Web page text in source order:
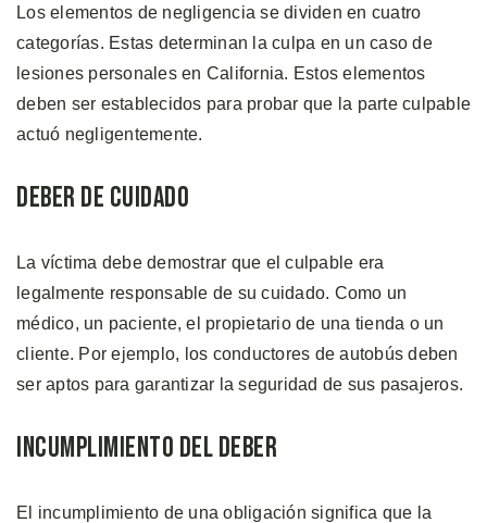
Los elementos de negligencia se dividen en cuatro
categorías. Estas determinan la culpa en un caso de
lesiones personales en California. Estos elementos
deben ser establecidos para probar que la parte culpable
actuó negligentemente.
Deber de Cuidado
La víctima debe demostrar que el culpable era
legalmente responsable de su cuidado. Como un
médico, un paciente, el propietario de una tienda o un
cliente. Por ejemplo, los conductores de autobús deben
ser aptos para garantizar la seguridad de sus pasajeros.
Incumplimiento del Deber
El incumplimiento de una obligación significa que la